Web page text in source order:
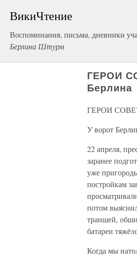
ВикиЧтение
Воспоминания, письма, дневники
Берлина Штурм
ГЕРОИ
Берлина
ГЕРОИ
У ворот
22 апреля,
заранее
уже
постройкам
потом
траншей,
батареи
Когда мы